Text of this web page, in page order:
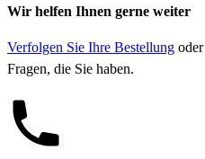
Wir helfen Ihnen gerne weiter
Verfolgen Sie Ihre Bestellung oder
Fragen, die Sie haben.